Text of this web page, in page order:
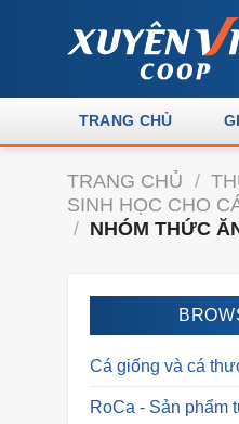
TRANG CHỦ
TRANG CHỦ /
SINH HỌC CHO
/ NHÓM THỨC
Cá giống và cá
RoCa - Sản phẩm